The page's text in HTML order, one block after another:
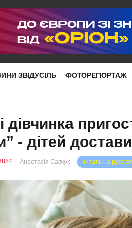
ЗВІДУСІЛЬ ФОТОРЕПОРТАЖ
- дітей
читать на
Анастасія Савчук